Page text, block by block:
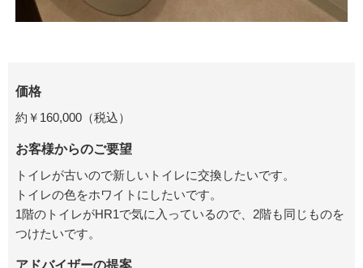
価格
約￥160,000（税込）
お客様からのご要望
トイレが古いので新しいトイレに交換したいです。
トイレの色をホワイトにしたいです。
1階のトイレがHR1で気に入っているので、2階も同じものを
つけたいです。
アドバイザーの提案